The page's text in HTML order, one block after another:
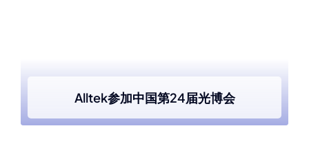
Alltek参加中国第24届光博会